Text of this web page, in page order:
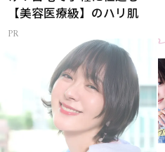
【美容医療級】のハリ肌